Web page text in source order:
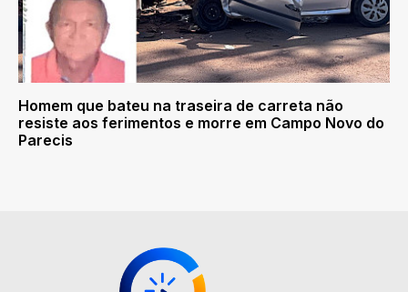
Homem que bateu na traseira de carreta não
resiste aos ferimentos e morre em Campo Novo do
Parecis